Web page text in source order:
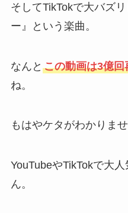
そしてTikTokで大バズ
ー』という楽曲。
なんと この動画は3億回
ね。
もはやケタがわかりませ
YouTubeやTikTokで大
ん。